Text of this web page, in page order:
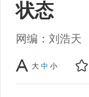
状态
网编：刘浩天
大 中 小